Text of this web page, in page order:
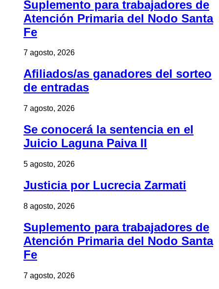
Suplemento para trabajadores de
Atención Primaria del Nodo Santa
Fe
7 agosto, 2026
Afiliados/as ganadores del sorteo
de entradas
7 agosto, 2026
Se conocerá la sentencia en el
Juicio Laguna Paiva II
5 agosto, 2026
Justicia por Lucrecia Zarmati
8 agosto, 2026
Suplemento para trabajadores de
Atención Primaria del Nodo Santa
Fe
7 agosto, 2026